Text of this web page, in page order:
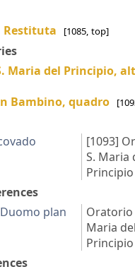
Restituta [1085, top]
Maria del Principio,
Bambino, quadro
[1093]
S. Maria
Principio
plan
Oratorio
Maria del
Principio